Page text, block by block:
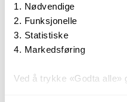
Nødvendige
Funksjonelle
Statistiske
Markedsføring
Ved å trykke «Godta alle»